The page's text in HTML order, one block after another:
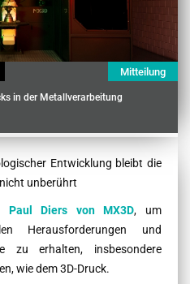
Mitteilung
in der Metallverarbeitung
Entwicklung bleibt die
unberührt
Paul Diers von MX3D, um
Herausforderungen und
zu erhalten, insbesondere
wie dem 3D-Druck.